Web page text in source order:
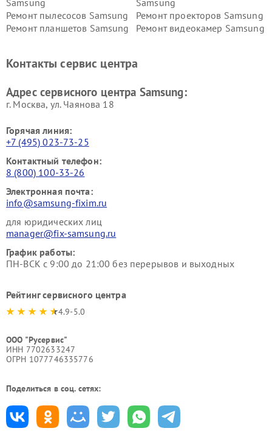
Samsung
Samsung
Ремонт пылесосов Samsung
Ремонт проекторов Samsung
Ремонт планшетов Samsung
Ремонт видеокамер Samsung
Контакты сервис центра
Адрес сервисного центра Samsung:
г. Москва, ул. Чаянова 18
Горячая линия:
+7 (495) 023-73-25
Контактный телефон:
8 (800) 100-33-26
Электронная почта:
info@samsung-fixim.ru
для юридических лиц
manager@fix-samsung.ru
График работы:
ПН-ВСК с 9:00 до 21:00 без перерывов и выходных
Рейтинг сервисного центра
4.9-5.0
ООО "Русервис"
ИНН 7702633247
ОГРН 1077746335776
Поделиться в соц. сетях: